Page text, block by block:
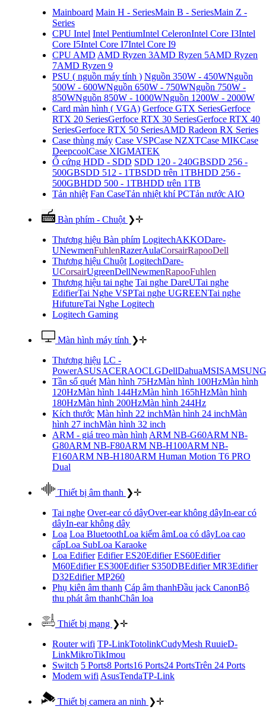
Mainboard Main H - SeriesMain B - SeriesMain Z -
Series
CPU Intel Intel PentiumIntel CeleronIntel Core I3Intel
Core I5Intel Core I7Intel Core I9
CPU AMD AMD Ryzen 3AMD Ryzen 5AMD Ryzen
7AMD Ryzen 9
PSU ( nguồn máy tính ) Nguồn 350W - 450WNguồn
500W - 600WNguồn 650W - 750WNguồn 750W -
850WNguồn 850W - 1000WNguồn 1200W - 2000W
Card màn hình ( VGA) Gerfoce GTX SeriesGerfoce
RTX 20 SeriesGerfoce RTX 30 SeriesGerfoce RTX 40
SeriesGerfoce RTX 50 SeriesAMD Radeon RX Series
Case thùng máy Case VSPCase NZXTCase MIKCase
DeepcoolCase XIGMATEK
Ổ cứng HDD - SDD SDD 120 - 240GBSDD 256 -
500GBSDD 512 - 1TBSDD trên 1TBHDD 256 -
500GBHDD 500 - 1TBHDD trên 1TB
Tản nhiệt Fan CaseTản nhiệt khí PCTản nước AIO
Bàn phím - Chuột ❯✛
Thương hiệu Bàn phím LogitechAKKODare-
UNewmenFuhlenRazerAulaCorsairRapooDell
Thương hiệu Chuột LogitechDare-
UCorsairUgreenDellNewmenRapooFuhlen
Thương hiệu tai nghe Tai nghe DareUTai nghe
EdifierTai Nghe VSPTai nghe UGREENTai nghe
HifutureTai Nghe Logitech
Logitech Gaming
Màn hình máy tính ❯✛
Thương hiệu LC -
PowerASUSACERAOCLGDellDahuaMSISAMSUNG
Tần số quét Màn hình 75HzMàn hình 100HzMàn hình
120HzMàn hình 144HzMàn hình 165hHzMàn hình
180HzMàn hình 200HzMàn hình 244Hz
Kích thước Màn hình 22 inchMàn hình 24 inchMàn
hình 27 inchMàn hình 32 inch
ARM - giá treo màn hình ARM NB-G60ARM NB-
G80ARM NB-F80ARM NB-H100ARM NB-
F160ARM NB-H180ARM Human Motion T6 PRO
Dual
Thiết bị âm thanh ❯✛
Tai nghe Over-ear có dâyOver-ear không dâyIn-ear có
dâyIn-ear không dây
Loa Loa BluetoothLoa kiểm âmLoa có dâyLoa cao
cấpLoa SubLoa Karaoke
Loa Edifier Edifier ES20Edifier ES60Edifier
M60Edifier ES300Edifier S350DBEdifier MR3Edifier
D32Edifier MP260
Phụ kiên âm thanh Cáp âm thanhĐầu jack CanonBộ
thu phát âm thanhChân loa
Thiết bị mạng ❯✛
Router wifi TP-LinkTotolinkCudyMesh RuuieD-
LinkMikroTikImou
Switch 5 Ports8 Ports16 Ports24 PortsTrên 24 Ports
Modem wifi AsusTendaTP-Link
Thiết bị camera an ninh ❯✛